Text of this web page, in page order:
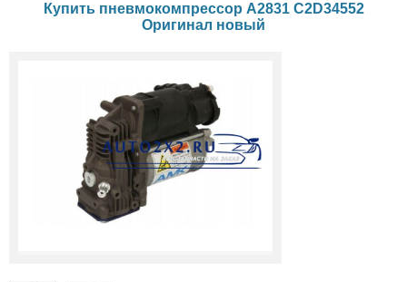
Купить пневмокомпрессор A2831 C2D34552
Оригинал новый